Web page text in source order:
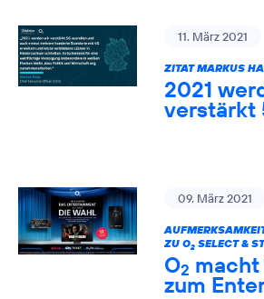
11. März 2021
ZITAT MARKUS
2021
verstärkt
09. März 2021
ZU O2SELECT &
O2
zum